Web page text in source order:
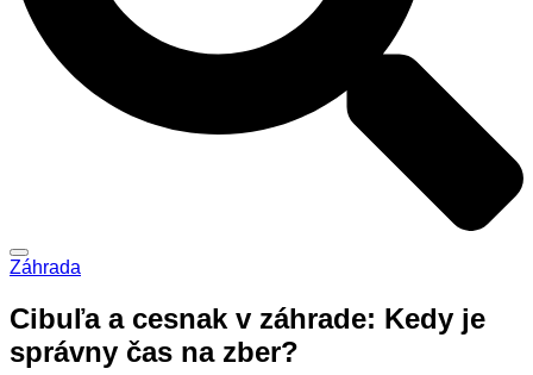
Záhrada
Cibuľa a cesnak v záhrade: Kedy je
správny čas na zber?